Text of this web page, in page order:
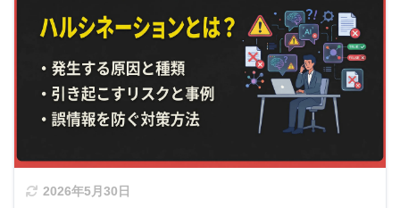
2026年5月30日